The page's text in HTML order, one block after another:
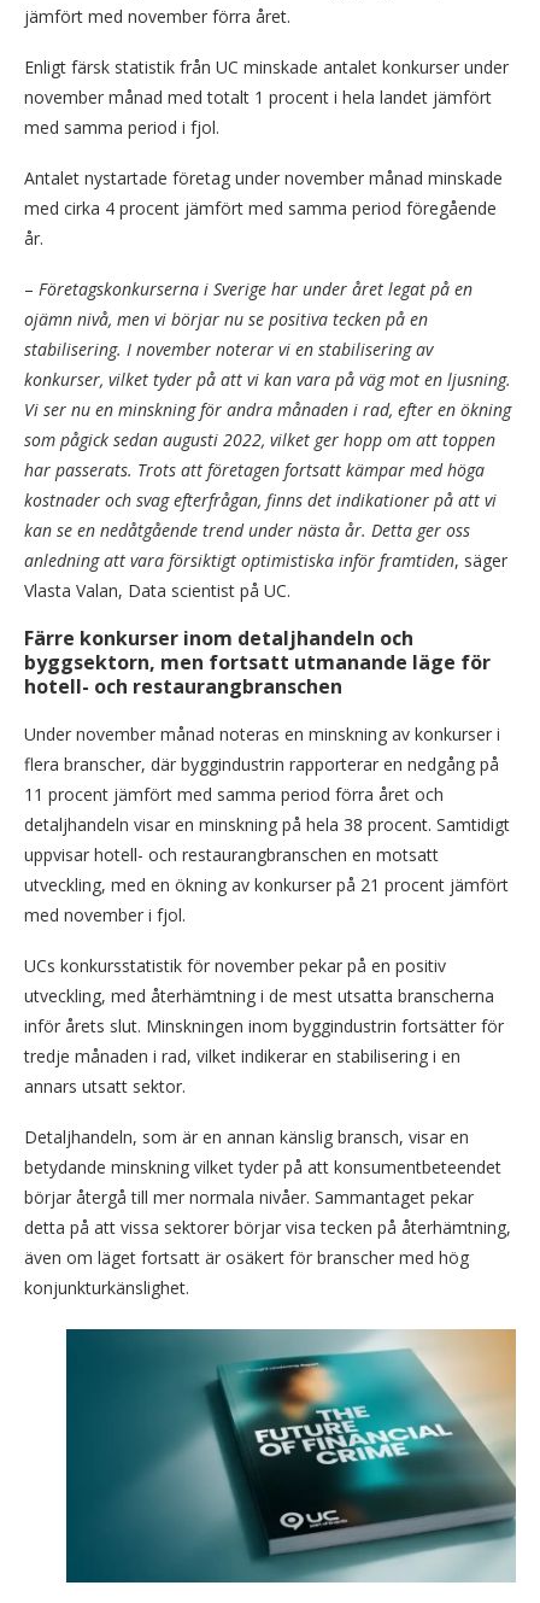
jämfört med november förra året.
Enligt färsk statistik från UC minskade antalet konkurser under
november månad med totalt 1 procent i hela landet jämfört
med samma period i fjol.
Antalet nystartade företag under november månad minskade
med cirka 4 procent jämfört med samma period föregående
år.
– Företagskonkurserna i Sverige har under året legat på en
ojämn nivå, men vi börjar nu se positiva tecken på en
stabilisering. I november noterar vi en stabilisering av
konkurser, vilket tyder på att vi kan vara på väg mot en ljusning.
Vi ser nu en minskning för andra månaden i rad, efter en ökning
som pågick sedan augusti 2022, vilket ger hopp om att toppen
har passerats. Trots att företagen fortsatt kämpar med höga
kostnader och svag efterfrågan, finns det indikationer på att vi
kan se en nedåtgående trend under nästa år. Detta ger oss
anledning att vara försiktigt optimistiska inför framtiden, säger
Vlasta Valan, Data scientist på UC.
Färre konkurser inom detaljhandeln och
byggsektorn, men fortsatt utmanande läge för
hotell- och restaurangbranschen
Under november månad noteras en minskning av konkurser i
flera branscher, där byggindustrin rapporterar en nedgång på
11 procent jämfört med samma period förra året och
detaljhandeln visar en minskning på hela 38 procent. Samtidigt
uppvisar hotell- och restaurangbranschen en motsatt
utveckling, med en ökning av konkurser på 21 procent jämfört
med november i fjol.
UCs konkursstatistik för november pekar på en positiv
utveckling, med återhämtning i de mest utsatta branscherna
inför årets slut. Minskningen inom byggindustrin fortsätter för
tredje månaden i rad, vilket indikerar en stabilisering i en
annars utsatt sektor.
Detaljhandeln, som är en annan känslig bransch, visar en
betydande minskning vilket tyder på att konsumentbeteendet
börjar återgå till mer normala nivåer. Sammantaget pekar
detta på att vissa sektorer börjar visa tecken på återhämtning,
även om läget fortsatt är osäkert för branscher med hög
konjunkturkänslighet.